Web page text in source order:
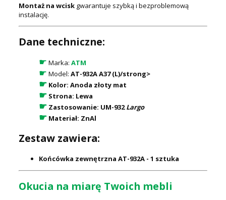
Montaż na wcisk gwarantuje szybką i bezproblemową
instalację.
Dane techniczne:
☛ Marka: ATM
☛ Model: AT-932A A37 (L)/strong>
☛ Kolor: Anoda złoty mat
☛ Strona: Lewa
☛ Zastosowanie: UM-932Largo
☛ Materiał: ZnAl
Zestaw zawiera:
Końcówka zewnętrzna AT-932A - 1 sztuka
Okucia na miarę Twoich mebli